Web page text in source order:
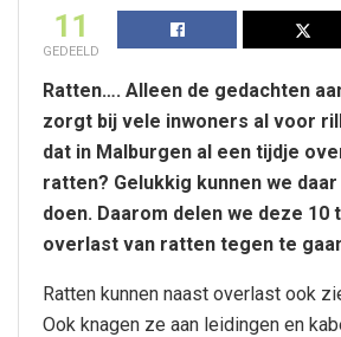
11
GEDEELD
Ratten…. Alleen de gedachten
zorgt bij vele inwoners al voor
dat in Malburgen al een tijdje
ratten? Gelukkig kunnen we
doen. Daarom delen we deze 10
overlast van ratten tegen te
Ratten kunnen naast overlast ook
Ook knagen ze aan leidingen en